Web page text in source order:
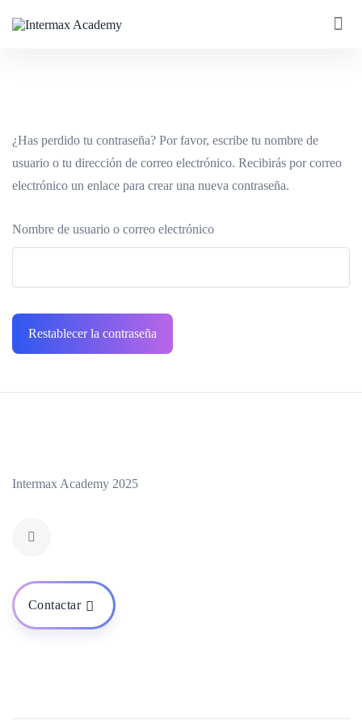
¿Has perdido tu contraseña? Por favor, escribe tu nombre de
usuario o tu dirección de correo electrónico. Recibirás por correo
electrónico un enlace para crear una nueva contraseña.
Nombre de usuario o correo electrónico
Restablecer la contraseña
Intermax Academy 2025
Contactar